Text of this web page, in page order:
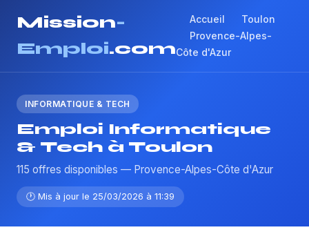
Mission-
Emploi.com
Accueil
Toulon
Provence-Alpes-
Côte d'Azur
INFORMATIQUE & TECH
Emploi Informatique
& Tech à Toulon
115 offres disponibles — Provence-Alpes-Côte d'Azur
🕐 Mis à jour le 25/03/2026 à 11:39